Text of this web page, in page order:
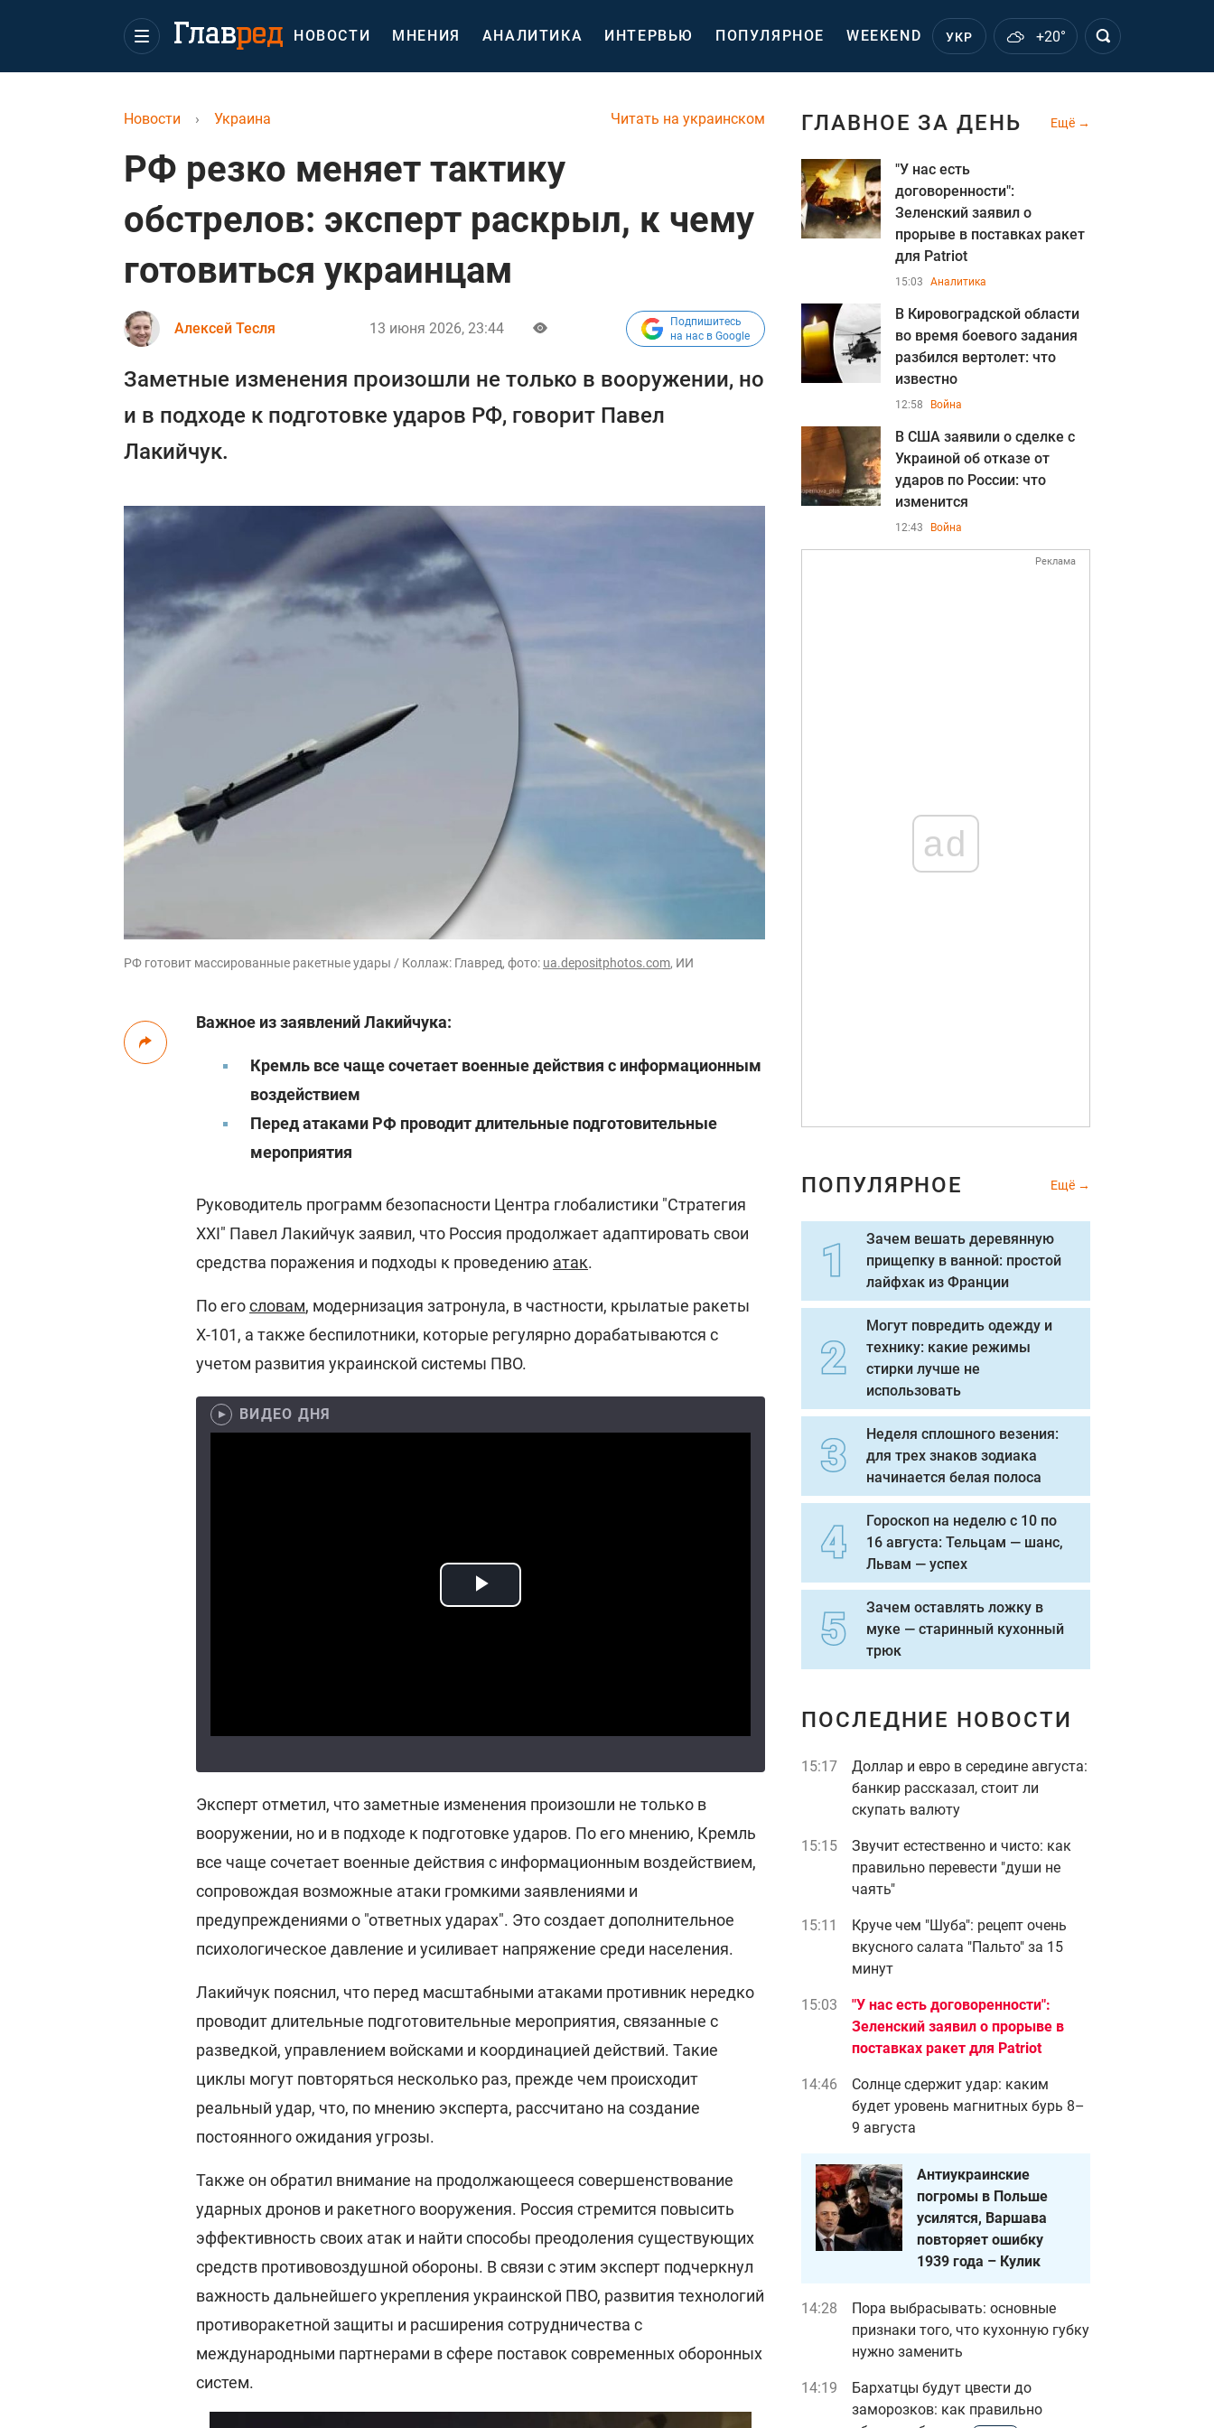
НОВОСТИ МНЕНИЯ АНАЛИТИКА ИНТЕРВЬЮ ПОПУЛЯРНОЕ WEEKEND УКР +20°
Читать на украинском
Новости › Украина
РФ резко меняет тактику
обстрелов: эксперт раскрыл, к чему
готовиться украинцам
Алексей Тесля 13 июня 2026, 23:44
Подпишитесь
на нас в Google
Заметные изменения произошли не только в вооружении, но
и в подходе к подготовке ударов РФ, говорит Павел
Лакийчук.
РФ готовит массированные ракетные удары / Коллаж: Главред, фото: ua.depositphotos.com, ИИ
Важное из заявлений Лакийчука:
Кремль все чаще сочетает военные действия с информационным
воздействием
Перед атаками РФ проводит длительные подготовительные
мероприятия
Руководитель программ безопасности Центра глобалистики "Стратегия
XXI" Павел Лакийчук заявил, что Россия продолжает адаптировать свои
средства поражения и подходы к проведению атак.
По егословам, модернизация затронула, в частности, крылатые ракеты
Х-101, а также беспилотники, которые регулярно дорабатываются с
учетом развития украинской системы ПВО.
ВИДЕО ДНЯ
Эксперт отметил, что заметные изменения произошли не только в
вооружении, но и в подходе к подготовке ударов. По его мнению, Кремль
все чаще сочетает военные действия с информационным воздействием,
сопровождая возможные атаки громкими заявлениями и
предупреждениями о "ответных ударах". Это создает дополнительное
психологическое давление и усиливает напряжение среди населения.
Лакийчук пояснил, что перед масштабными атаками противник нередко
проводит длительные подготовительные мероприятия, связанные с
разведкой, управлением войсками и координацией действий. Такие
циклы могут повторяться несколько раз, прежде чем происходит
реальный удар, что, по мнению эксперта, рассчитано на создание
постоянного ожидания угрозы.
Также он обратил внимание на продолжающееся совершенствование
ударных дронов и ракетного вооружения. Россия стремится повысить
эффективность своих атак и найти способы преодоления существующих
средств противовоздушной обороны. В связи с этим эксперт подчеркнул
важность дальнейшего укрепления украинской ПВО, развития технологий
противоракетной защиты и расширения сотрудничества с
международными партнерами в сфере поставок современных оборонных
систем.
ГЛАВНОЕ ЗА ДЕНЬ Ещё
"У нас есть
договоренности":
Зеленский заявил о
прорыве в поставках ракет
для Patriot
15:03 Аналитика
В Кировоградской области
во время боевого задания
разбился вертолет: что
известно
12:58 Война
В США заявили о сделке с
Украиной об отказе от
ударов по России: что
изменится
12:43 Война
Реклама
ad
ПОПУЛЯРНОЕ Ещё
Зачем вешать деревянную
прищепку в ванной: простой
лайфхак из Франции
Могут повредить одежду и
технику: какие режимы
стирки лучше не
использовать
Неделя сплошного везения:
для трех знаков зодиака
начинается белая полоса
Гороскоп на неделю с 10 по
16 августа: Тельцам — шанс,
Львам — успех
Зачем оставлять ложку в
муке — старинный кухонный
трюк
ПОСЛЕДНИЕ НОВОСТИ
15:17
Доллар и евро в середине августа:
банкир рассказал, стоит ли
скупать валюту
15:15
Звучит естественно и чисто: как
правильно перевести "души не
чаять"
15:11
Круче чем "Шуба": рецепт очень
вкусного салата "Пальто" за 15
минут
15:03
"У нас есть договоренности":
Зеленский заявил о прорыве в
поставках ракет для Patriot
14:46
Солнце сдержит удар: каким
будет уровень магнитных бурь 8–
9 августа
Антиукраинские
погромы в Польше
усилятся, Варшава
повторяет ошибку
1939 года – Кулик
14:28
Пора выбрасывать: основные
признаки того, что кухонную губку
нужно заменить
14:19
Бархатцы будут цвести до
заморозков: как правильно